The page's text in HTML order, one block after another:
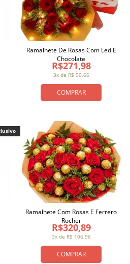
COMPRAR
3x de R$ 90,66
R$271,98
Ramalhete De Rosas Com Led E
Chocolate
COMPRAR
3x de R$ 106,96
R$320,89
Ramalhete Com Rosas E Ferrero
Rocher